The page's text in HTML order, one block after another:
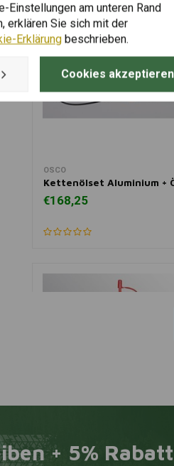
Zum Warenkorb
OSCO
Kettenölset Aluminium +
€168,25
Zum Warenkorb
OSCO
+ 5%
am unteren Rand
erklären Sie sich mit der
Erklärung beschrieben.
Cookies akzeptieren